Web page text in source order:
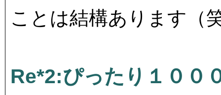
ことは結構あります（
Re*2:ぴったり１００